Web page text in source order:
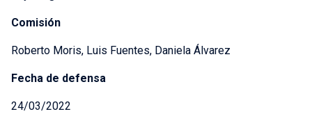
Comisión
Roberto Moris, Luis Fuentes, Daniela Álvarez
Fecha de defensa
24/03/2022